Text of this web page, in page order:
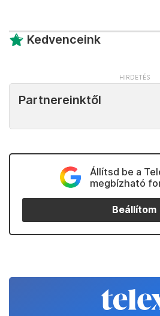
Kedvenceink
Partnereinktől
Állítsd be a
megbízható
Beállítom